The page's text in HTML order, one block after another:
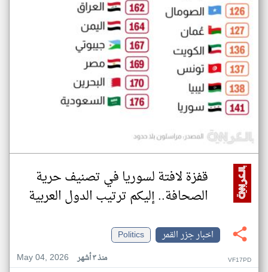
قفزة لافتة لسوريا في تصنيف حرية
الصحافة.. إليكم ترتيب الدول العربية
اخبار جزر القمر
Politics
May 04, 2026
منذ ٣ أشهر VF17PD